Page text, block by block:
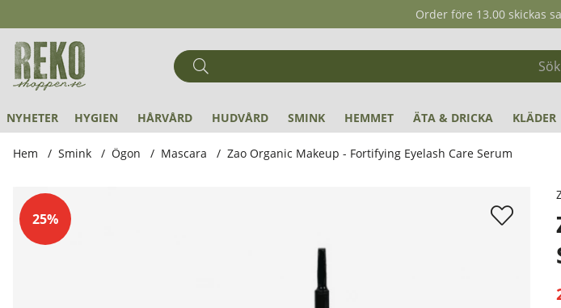
Order före 13.00 skickas
NYHETER HYGIEN HÅRVÅRD HUDVÅRD SMINK HEMMET ÄTA & DRICKA KLÄDER
Hem Smink Ögon Mascara Zao Organic Makeup - Fortifying Eyelash Care Serum
25%
Produktbilder Zao Organic Makeup - Fortifying Eyelash Care Serum